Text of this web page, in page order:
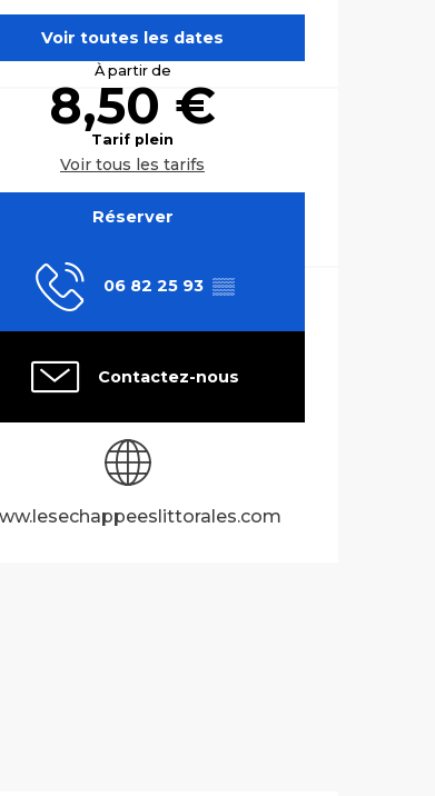
Voir toutes les dates
À partir de
8,50 €
Tarif plein
Voir tous les tarifs
Réserver
06 82 25 93 ▒▒
Contactez-nous